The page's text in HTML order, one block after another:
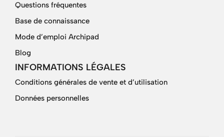
Questions fréquentes
Base de connaissance
Mode d’emploi Archipad
Blog
INFORMATIONS LÉGALES
Conditions générales de vente et d’utilisation
Données personnelles